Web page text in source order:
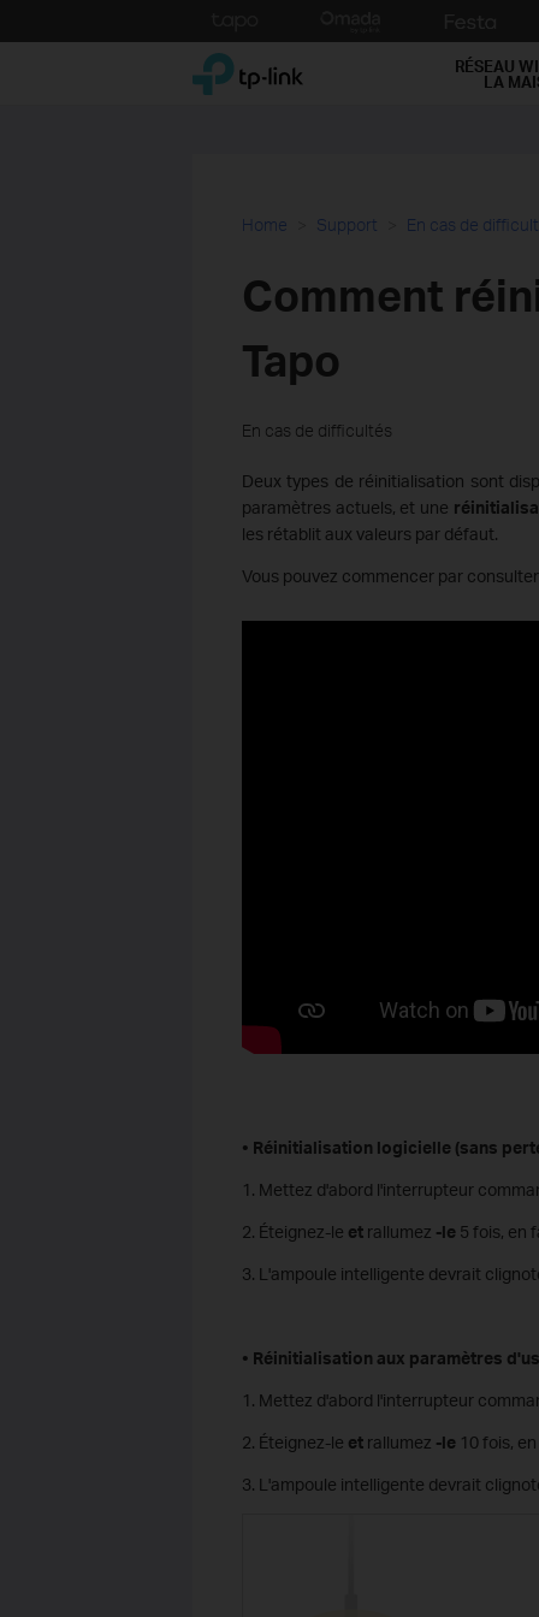
to
TP-Link, Reliably Smart RÉSEAU
LA
Home Support En cas de
Comment
Tapo
En cas de difficultés
Deux types de réinitialisation sont
paramètres actuels, et une
les rétablit aux valeurs par défaut.
Vous pouvez commencer par
• Réinitialisation logicielle (sans
1. Mettez d'abord l'interrupteur
2. Éteignez-le etrallumez -le5 fois, en
3. L'ampoule intelligente devrait
• Réinitialisation aux paramètres
1. Mettez d'abord l'interrupteur
2. Éteignez-le etrallumez -le10 fois,
3. L'ampoule intelligente devrait